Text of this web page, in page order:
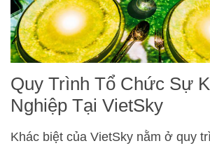
Quy Trình Tổ Chức Sự
Nghiệp Tại VietSky
Khác biệt của VietSky nằm ở quy